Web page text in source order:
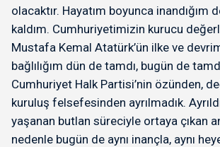
olacaktır. Hayatım boyunca inandığım
kaldım. Cumhuriyetimizin kurucu
Mustafa Kemal Atatürk’ün ilke ve
bağlılığım dün de tamdı, bugün de
Cumhuriyet Halk Partisi’nin özünden,
kuruluş felsefesinden ayrılmadık.
yaşanan butlan süreciyle ortaya çıkan
nedenle bugün de aynı inançla, aynı